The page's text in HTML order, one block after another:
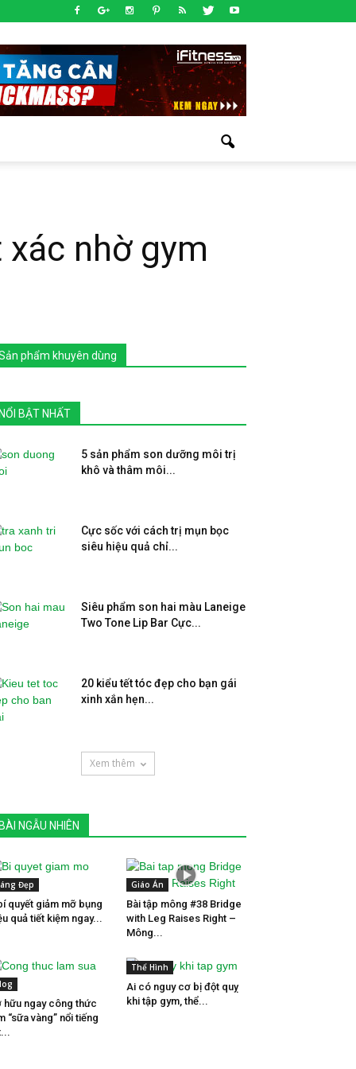
nhờ gym
phẩm khuyên dùng
NỔI BẬT NHẤT
5 sản phẩm son dưỡng môi trị
khô và thâm môi...
Cực sốc với cách trị mụn bọc
siêu hiệu quả chỉ...
Siêu phẩm son hai màu Laneige
Two Tone Lip Bar Cực...
20 kiểu tết tóc đẹp cho bạn gái
xinh xắn hẹn...
Xem thêm
BÀI NGẪU NHIÊN
Đẹp
quyết giảm mỡ bụng
quả tiết kiệm ngay...
Giáo Án
Bài tập mông #38 Bridge
with Leg Raises Right –
Mông...
hữu ngay công thức
“sữa vàng” nổi tiếng
Thể Hình
Ai có nguy cơ bị đột quỵ
khi tập gym, thể...